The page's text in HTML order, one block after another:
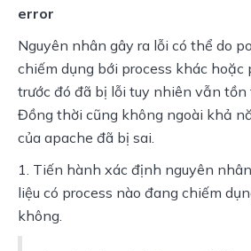
error
Nguyên nhân gây ra lỗi có thể do
chiếm dụng bới process khác hoặc
trước đó đã bị lỗi tuy nhiên vẫn tồn
Đồng thời cũng không ngoài khả
của apache đã bị sai.
1. Tiến hành xác định nguyên
liệu có process nào đang chiếm
không.